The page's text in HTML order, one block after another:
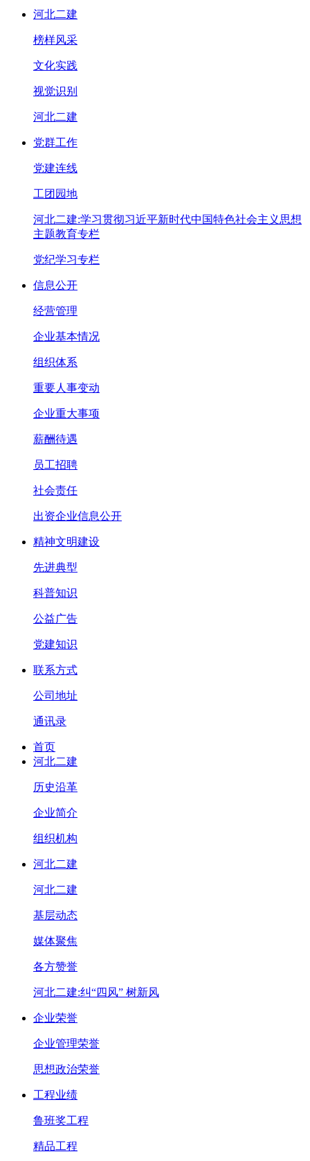
河北二建
榜样风采
文化实践
视觉识别
河北二建
党群工作
党建连线
工团园地
河北二建:学习贯彻习近平新时代中国特色社会主义思想
主题教育专栏
党纪学习专栏
信息公开
经营管理
企业基本情况
组织体系
重要人事变动
企业重大事项
薪酬待遇
员工招聘
社会责任
出资企业信息公开
精神文明建设
先进典型
科普知识
公益广告
党建知识
联系方式
公司地址
通讯录
首页
河北二建
历史沿革
企业简介
组织机构
河北二建
河北二建
基层动态
媒体聚焦
各方赞誉
河北二建:纠“四风” 树新风
企业荣誉
企业管理荣誉
思想政治荣誉
工程业绩
鲁班奖工程
精品工程